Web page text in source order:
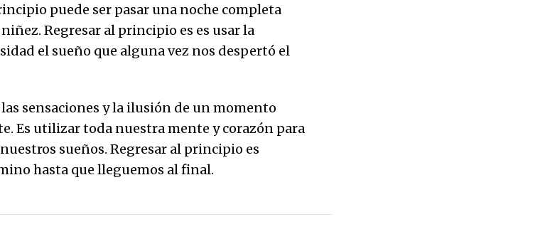
puede ser pasar una noche completa
Regresar al principio es es usar la
el sueño que alguna vez nos despertó el
sensaciones y la ilusión de un momento
Es utilizar toda nuestra mente y corazón para
sueños. Regresar al principio es
hasta que lleguemos al final.